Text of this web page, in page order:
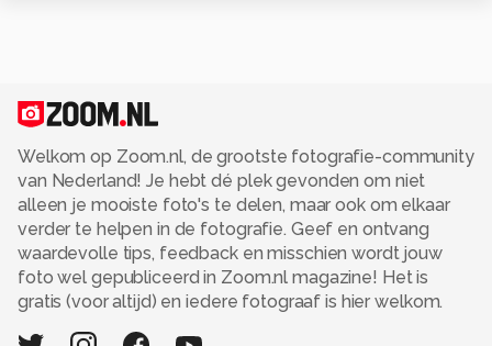
Welkom op Zoom.nl, de grootste fotografie-community
van Nederland! Je hebt dé plek gevonden om niet
alleen je mooiste foto's te delen, maar ook om elkaar
verder te helpen in de fotografie. Geef en ontvang
waardevolle tips, feedback en misschien wordt jouw
foto wel gepubliceerd in Zoom.nl magazine! Het is
gratis (voor altijd) en iedere fotograaf is hier welkom.